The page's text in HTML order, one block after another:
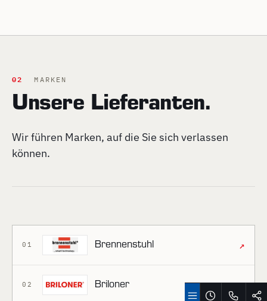
02 MARKEN
Unsere Lieferanten.
Wir führen Marken, auf die Sie sich verlassen
können.
01 Brennenstuhl ↗
02 Briloner ↗